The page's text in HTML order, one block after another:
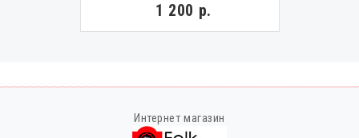
1 200 р.
Интернет магазин